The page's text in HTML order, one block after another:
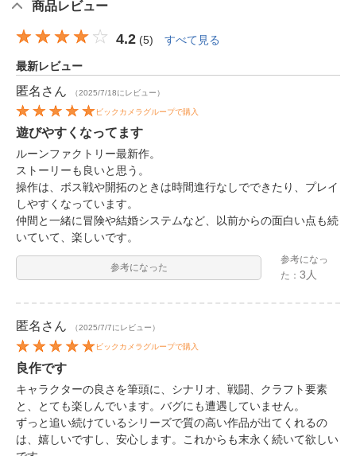
商品レビュー
4.2 (5) すべて見る
最新レビュー
匿名 さん （2025/7/18にレビュー）
ビックカメラグループで購入
遊びやすくなってます
ルーンファクトリー最新作。
ストーリーも良いと思う。
操作は、ボス戦や開拓のときは時間進行なしでできたり、プレイ
しやすくなっています。
仲間と一緒に冒険や結婚システムなど、以前からの面白い点も続
いていて、楽しいです。
参考になった
参考になっ
た：3人
匿名 さん （2025/7/7にレビュー）
ビックカメラグループで購入
良作です
キャラクターの良さを筆頭に、シナリオ、戦闘、クラフト要素
と、とても楽しんでいます。バグにも遭遇していません。
ずっと追い続けているシリーズで質の高い作品が出てくれるの
は、嬉しいですし、安心します。これからも末永く続いて欲しい